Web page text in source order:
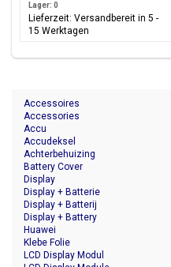
Lager: 0
Lieferzeit: Versandbereit in 5 -
15 Werktagen
Accessoires
Accessories
Accu
Accudeksel
Achterbehuizing
Battery Cover
Display
Display + Batterie
Display + Batterij
Display + Battery
Huawei
Klebe Folie
LCD Display Modul